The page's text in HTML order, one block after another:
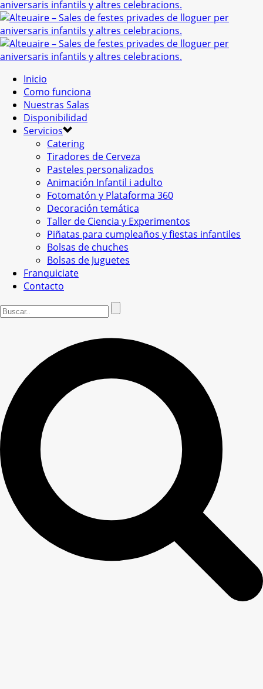
Inicio
Como funciona
Nuestras Salas
Disponibilidad
Servicios
Catering
Tiradores de Cerveza
Pasteles personalizados
Animación Infantil i adulto
Fotomatón y Plataforma 360
Decoración temática
Taller de Ciencia y Experimentos
Piñatas para cumpleaños y fiestas infantiles
Bolsas de chuches
Bolsas de Juguetes
Franquiciate
Contacto